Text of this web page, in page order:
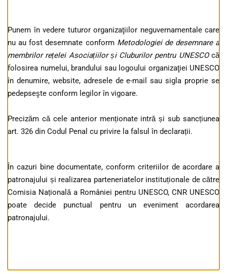
Punem în vedere tuturor organizaţiilor neguvernamentale care
nu au fost desemnate conform Metodologiei de desemnare a
membrilor rețelei Asociațiilor și Cluburilor pentru UNESCOcă
folosirea numelui, brandului sau logoului organizaţiei UNESCO
în denumire, website, adresele de e-mail sau sigla proprie se
pedepseşte conform legilor în vigoare.
Precizăm că cele anterior menționate intră și sub sancțiunea
art. 326 din Codul Penal cu privire la falsul în declarații.
În cazuri bine documentate, conform criteriilor de acordare a
patronajului și realizarea parteneriatelor instituționale de către
Comisia Națională a României pentru UNESCO, CNR UNESCO
poate decide punctual pentru un eveniment acordarea
patronajului.